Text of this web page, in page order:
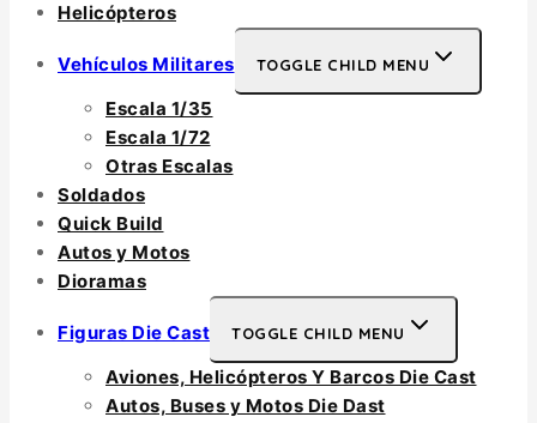
Helicópteros
Vehículos Militares TOGGLE CHILD MENU
Escala 1/35
Escala 1/72
Otras Escalas
Soldados
Quick Build
Autos y Motos
Dioramas
Figuras Die Cast TOGGLE CHILD MENU
Aviones, Helicópteros Y Barcos Die Cast
Autos, Buses y Motos Die Dast